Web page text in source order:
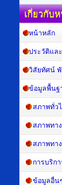
เกี่ยวกับ
หน้าหลัก
ประวัติแล
วิสัยทัศน์
ข้อมูลพื้นฐ
สภาพทั่ว
สภาพทา
สภาพทา
การบริก
ข้อมูลอื่น